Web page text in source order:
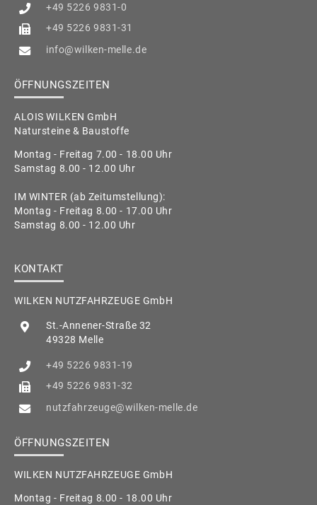
+49 5226 9831-0
+49 5226 9831-31
info@wilken-melle.de
ÖFFNUNGSZEITEN
ALOIS WILKEN GmbH
Natursteine & Baustoffe
Montag - Freitag 7.00 - 18.00 Uhr
Samstag 8.00 - 12.00 Uhr
IM WINTER (ab Zeitumstellung):
Montag - Freitag 8.00 - 17.00 Uhr
Samstag 8.00 - 12.00 Uhr
KONTAKT
WILKEN NUTZFAHRZEUGE GmbH
St.-Annener-Straße 32
49328 Melle
+49 5226 9831-19
+49 5226 9831-32
nutzfahrzeuge@wilken-melle.de
ÖFFNUNGSZEITEN
WILKEN NUTZFAHRZEUGE GmbH
Montag - Freitag 8.00 - 18.00 Uhr